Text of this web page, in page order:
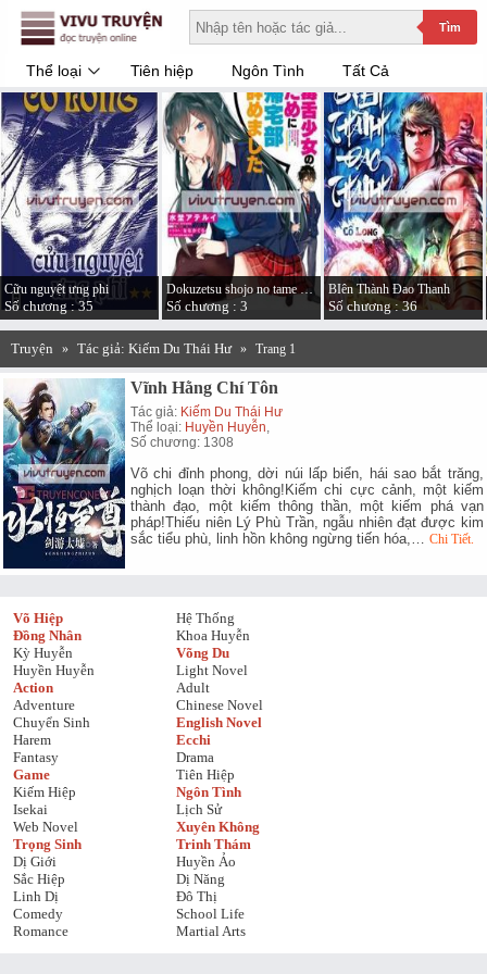
Tìm
Thể loại Tiên hiệp Ngôn Tình Tất Cả
Cữu nguyệt ưng phi
Số chương : 35
Dokuzetsu shojo no tame ni kitaku-bu yamemashita
Số chương : 3
BIên Thành Đao Thanh
Số chương : 36
Truyện » Tác giả: Kiếm Du Thái Hư » Trang 1
Vĩnh Hằng Chí Tôn
Tác giả: Kiếm Du Thái Hư
Thể loại: Huyền Huyễn
Số chương: 1308
Võ chi đỉnh phong, dời núi lấp biển, hái sao bắt trăng,
nghịch loạn thời không!Kiếm chi cực cảnh, một kiếm
thành đạo, một kiếm thông thần, một kiếm phá vạn
pháp!Thiếu niên Lý Phù Trần, ngẫu nhiên đạt được kim
sắc tiểu phù, linh hồn không ngừng tiến hóa,…Chi Tiết.
Võ Hiệp
Hệ Thống
Đồng Nhân
Khoa Huyễn
Kỳ Huyễn
Võng Du
Huyền Huyễn
Light Novel
Action
Adult
Adventure
Chinese Novel
Chuyển Sinh
English Novel
Harem
Ecchi
Fantasy
Drama
Game
Tiên Hiệp
Kiếm Hiệp
Ngôn Tình
Isekai
Lịch Sử
Web Novel
Xuyên Không
Trọng Sinh
Trinh Thám
Dị Giới
Huyền Ảo
Sắc Hiệp
Dị Năng
Linh Dị
Đô Thị
Comedy
School Life
Romance
Martial Arts